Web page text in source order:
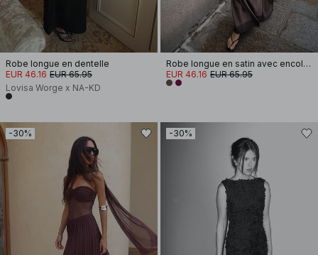
Robe longue en dentelle
EUR 46.16 EUR 65.95
Lovisa Worge x NA-KD
Robe longue en satin avec encolure ronde et écharpe
EUR 46.16 EUR 65.95
-30% -30%